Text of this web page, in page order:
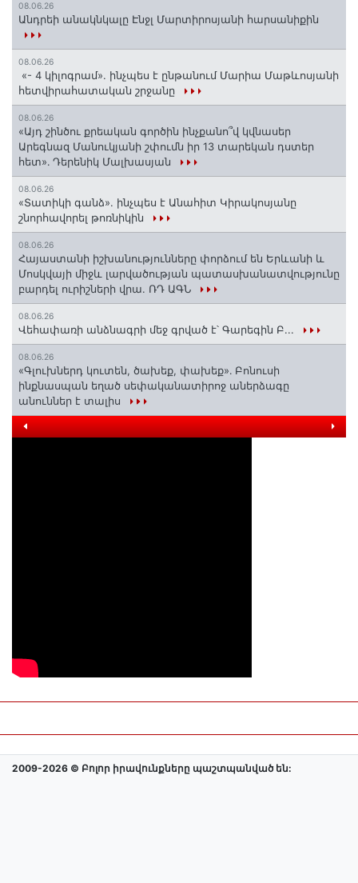
08.06.26
Անդրեի անակնկալը Էնջլ Մարտիրոսյանի հարսանիքին
08.06.26
«- 4 կիլոգրամ». ինչպես է ընթանում Մարիա Մաթևոսյանի
հետվիրահատական շրջանը
08.06.26
«Այդ շինծու քրեական գործին ինչքանո՞վ կվնասեր
Արեգնազ Մանուկյանի շփումն իր 13 տարեկան դստեր
հետ»․ Դերենիկ Մալխասյան
08.06.26
«Տատիկի գանձ». ինչպես է Անահիտ Կիրակոսյանը
շնորհավորել թոռնիկին
08.06.26
Հայաստանի իշխանությունները փորձում են Երևանի և
Մոսկվայի միջև լարվածության պատասխանատվությունը
բարդել ուրիշների վրա. ՌԴ ԱԳՆ
08.06.26
Վեհափառի անձնագրի մեջ գրված է՝ Գարեգին Բ...
08.06.26
«Գլուխներդ կուտեն, ծախեք, փախեք»․ Բոնուսի
ինքնասպան եղած սեփականատիրոջ աներձագը
անուններ է տալիս
2009-2026 © Բոլոր իրավունքները պաշտպանված են: